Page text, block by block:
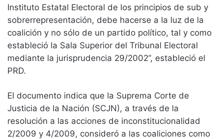
Instituto Estatal Electoral de los principios de sub y
sobrerrepresentación, debe hacerse a la luz de la
coalición y no sólo de un partido político, tal y como
estableció la Sala Superior del Tribunal Electoral
mediante la jurisprudencia 29/2002”, estableció el
PRD.
El documento indica que la Suprema Corte de
Justicia de la Nación (SCJN), a través de la
resolución a las acciones de inconstitucionalidad
2/2009 y 4/2009, consideró a las coaliciones como